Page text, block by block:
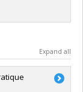
Expand all